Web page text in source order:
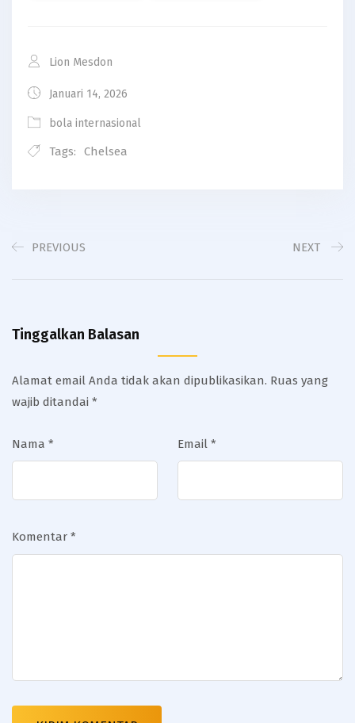
Lion Mesdon
Januari 14, 2026
bola internasional
Tags: Chelsea
PREVIOUS NEXT
Tinggalkan Balasan
Alamat email Anda tidak akan dipublikasikan. Ruas yang
wajib ditandai *
Nama * Email *
Komentar *